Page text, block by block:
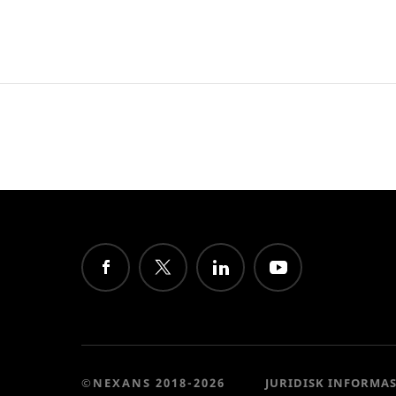
©NEXANS 2018-2026 JURIDISK